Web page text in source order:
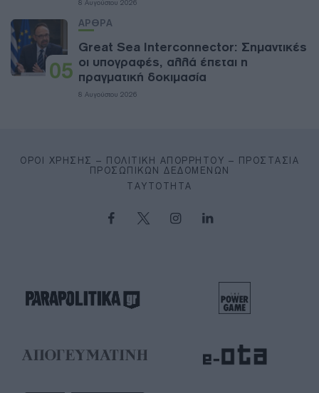
8 Αυγούστου 2026
05
ΑΡΘΡΑ
Great Sea Interconnector: Σημαντικές
οι υπογραφές, αλλά έπεται η
πραγματική δοκιμασία
8 Αυγούστου 2026
ΌΡΟΙ ΧΡΉΣΗΣ – ΠΟΛΙΤΙΚΉ ΑΠΟΡΡΉΤΟΥ – ΠΡΟΣΤΑΣΊΑ
ΠΡΟΣΩΠΙΚΏΝ ΔΕΔΟΜΈΝΩΝ
ΤΑΥΤΌΤΗΤΑ